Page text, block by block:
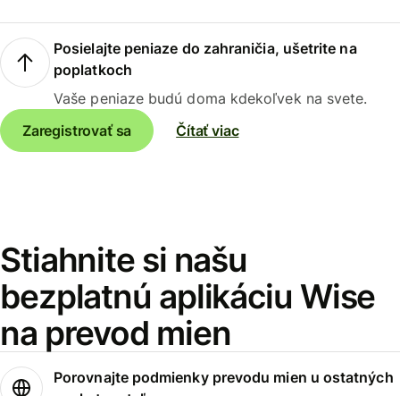
Posielajte peniaze do zahraničia, ušetrite na
poplatkoch
Vaše peniaze budú doma kdekoľvek na svete.
Zaregistrovať sa
Čítať viac
Stiahnite si našu
bezplatnú aplikáciu Wise
na prevod mien
Porovnajte podmienky prevodu mien u ostatných